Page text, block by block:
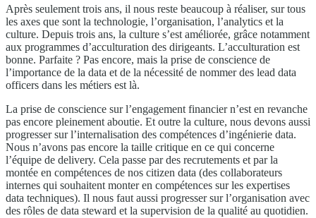
Après seulement trois ans, il nous reste beaucoup à réaliser, sur tous
les axes que sont la technologie, l’organisation, l’analytics et la
culture. Depuis trois ans, la culture s’est améliorée, grâce notamment
aux programmes d’acculturation des dirigeants. L’acculturation est
bonne. Parfaite ? Pas encore, mais la prise de conscience de
l’importance de la data et de la nécessité de nommer des lead data
officers dans les métiers est là.
La prise de conscience sur l’engagement financier n’est en revanche
pas encore pleinement aboutie. Et outre la culture, nous devons aussi
progresser sur l’internalisation des compétences d’ingénierie data.
Nous n’avons pas encore la taille critique en ce qui concerne
l’équipe de delivery. Cela passe par des recrutements et par la
montée en compétences de nos citizen data (des collaborateurs
internes qui souhaitent monter en compétences sur les expertises
data techniques). Il nous faut aussi progresser sur l’organisation avec
des rôles de data steward et la supervision de la qualité au quotidien.